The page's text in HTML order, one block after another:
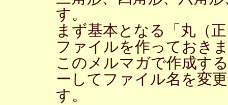
す。
まず基本となる「丸（
ファイルを作っておき
このメルマガで作成す
ーしてファイル名を変
す。